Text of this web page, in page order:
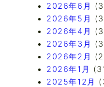
2026年6月
2026年5月
2026年4月
2026年3月
2026年2月
2026年1月
2025年12月